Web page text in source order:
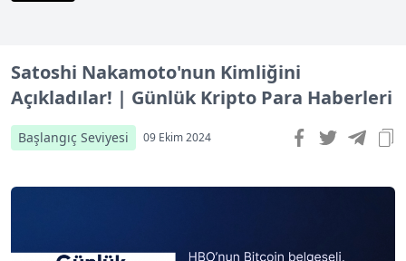
Satoshi Nakamoto'nun Kimliğini
Açıkladılar! | Günlük Kripto Para Haberleri
Başlangıç Seviyesi 09 Ekim 2024